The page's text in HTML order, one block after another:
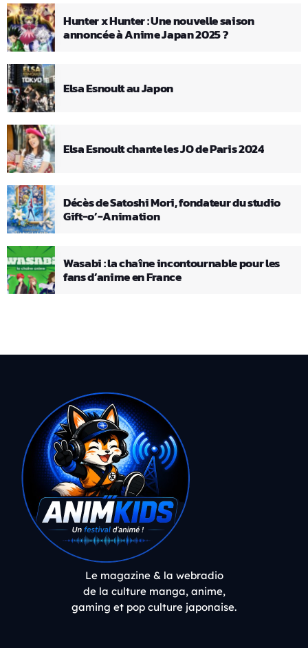
Hunter x Hunter : Une nouvelle saison
annoncée à Anime Japan 2025 ?
Elsa Esnoult au Japon
Elsa Esnoult chante les JO de Paris 2024
Décès de Satoshi Mori, fondateur du studio
Gift-o’-Animation
Wasabi : la chaîne incontournable pour les
fans d’anime en France
Le magazine & la webradio
de la culture manga, anime,
gaming et pop culture japonaise.